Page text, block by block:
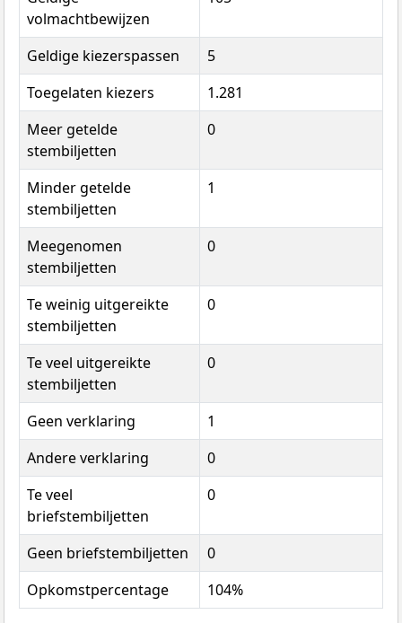
volmachtbewijzen
Geldige kiezerspassen
5
Toegelaten kiezers
1.281
Meer getelde
stembiljetten
0
Minder getelde
stembiljetten
1
Meegenomen
stembiljetten
0
Te weinig uitgereikte
stembiljetten
0
Te veel uitgereikte
stembiljetten
0
Geen verklaring
1
Andere verklaring
0
Te veel
briefstembiljetten
0
Geen briefstembiljetten
0
Opkomstpercentage
104%